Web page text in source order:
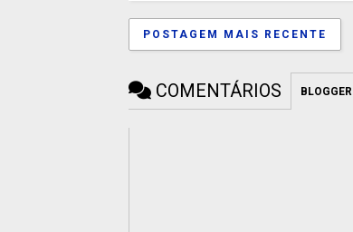
POSTAGEM MAIS RECENTE
COMENTÁRIOS BLOGGER